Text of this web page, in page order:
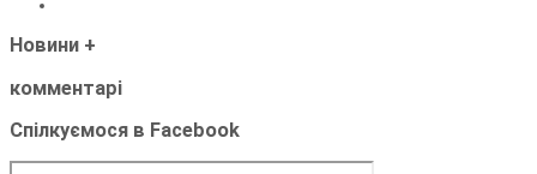
Новини +
комментарі
Спілкуємося в Facebook